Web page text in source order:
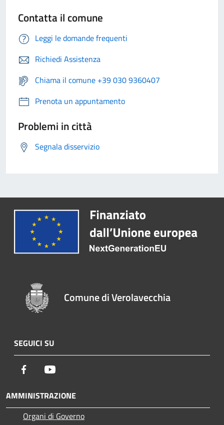
Contatta il comune
Leggi le domande frequenti
Richiedi Assistenza
Chiama il comune +39 030 9360407
Prenota un appuntamento
Problemi in città
Segnala disservizio
Comune di Verolavecchia
SEGUICI SU
Facebook
AMMINISTRAZIONE
Organi di Governo